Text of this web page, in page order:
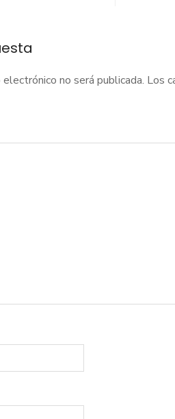
no será publicada. Los